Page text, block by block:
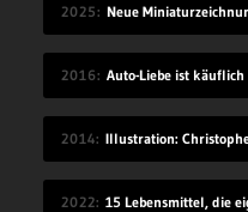
2025 Neue
2016 Auto-Liebe ist käuflich
2014 Illustration:
2022